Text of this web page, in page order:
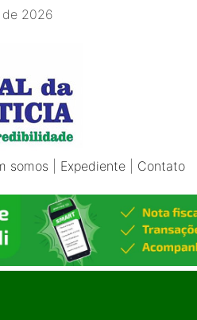
2026
somos Expediente Contato